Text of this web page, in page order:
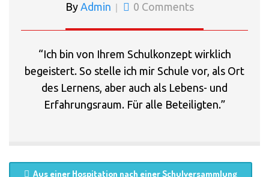
By Admin 0 Comments
“Ich bin von Ihrem Schulkonzept wirklich
begeistert. So stelle ich mir Schule vor, als Ort
des Lernens, aber auch als Lebens- und
Erfahrungsraum. Für alle Beteiligten.”
Aus einer Hospitation nach einer Schulversammlung